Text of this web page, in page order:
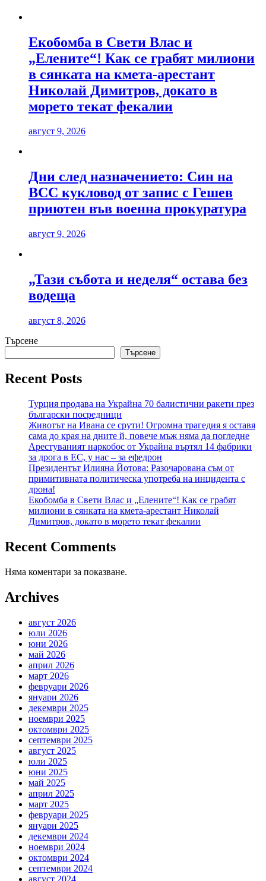
Екобомба в Свети Влас и
„Елените“! Как се грабят милиони
в сянката на кмета-арестант
Николай Димитров, докато в
морето текат фекалии
август 9, 2026
Дни след назначението: Син на
ВСС кукловод от запис с Гешев
приютен във военна прокуратура
август 9, 2026
„Тази събота и неделя“ остава без
водеща
август 8, 2026
Търсене
Търсене
Recent Posts
Турция продава на Украйна 70 балистични ракети през
български посредници
Животът на Ивана се срути! Огромна трагедия я оставя
сама до края на дните й, повече мъж няма да погледне
Арестуваният наркобос от Украйна въртял 14 фабрики
за дрога в ЕС, у нас – за ефедрон
Президентът Илияна Йотова: Разочарована съм от
примитивната политическа употреба на инцидента с
дрона!
Екобомба в Свети Влас и „Елените“! Как се грабят
милиони в сянката на кмета-арестант Николай
Димитров, докато в морето текат фекалии
Recent Comments
Няма коментари за показване.
Archives
август 2026
юли 2026
юни 2026
май 2026
април 2026
март 2026
февруари 2026
януари 2026
декември 2025
ноември 2025
октомври 2025
септември 2025
август 2025
юли 2025
юни 2025
май 2025
април 2025
март 2025
февруари 2025
януари 2025
декември 2024
ноември 2024
октомври 2024
септември 2024
август 2024